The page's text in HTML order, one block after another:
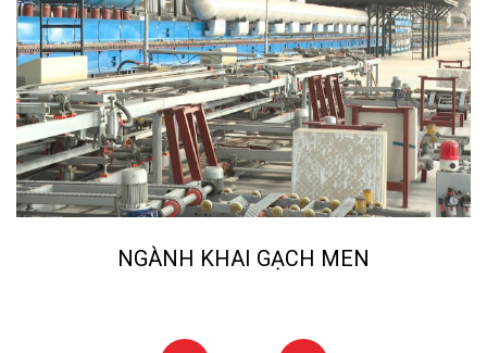
NGÀNH KHAI GẠCH MEN